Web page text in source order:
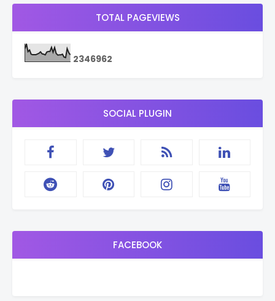
TOTAL PAGEVIEWS
2346962
SOCIAL PLUGIN
FACEBOOK